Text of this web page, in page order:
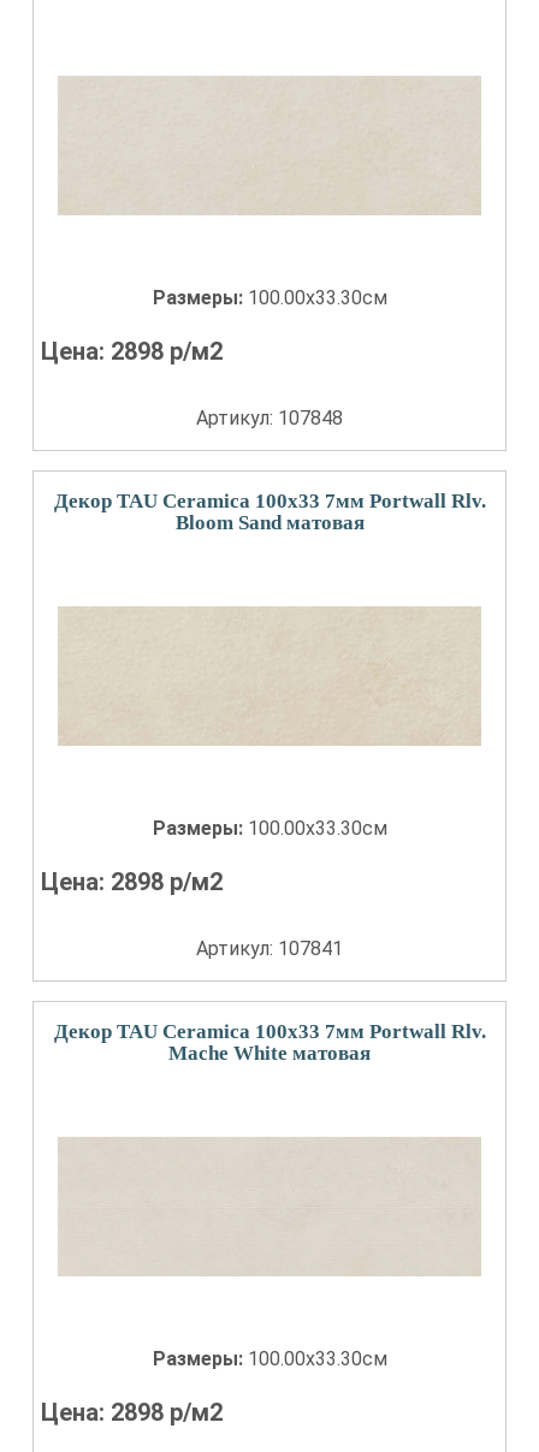
Размеры: 100.00x33.30см
Цена: 2898 р/м2
Артикул: 107848
Декор TAU Ceramica 100x33 7мм Portwall Rlv.
Bloom Sand матовая
Размеры: 100.00x33.30см
Цена: 2898 р/м2
Артикул: 107841
Декор TAU Ceramica 100x33 7мм Portwall Rlv.
Mache White матовая
Размеры: 100.00x33.30см
Цена: 2898 р/м2